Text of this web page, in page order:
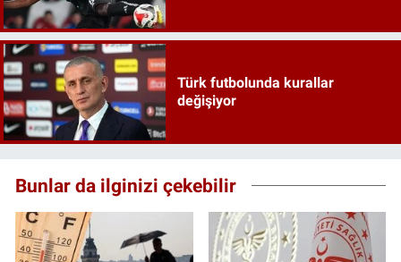
Türk futbolunda kurallar
değişiyor
Bunlar da ilginizi çekebilir